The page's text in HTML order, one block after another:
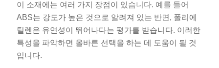
이 소재에는 여러 가지 장점이 있습니다. 예를 들어
ABS는 강도가 높은 것으로 알려져 있는 반면, 폴리에
틸렌은 유연성이 뛰어나다는 평가를 받습니다. 이러한
특성을 파악하면 올바른 선택을 하는 데 도움이 될 것
입니다.